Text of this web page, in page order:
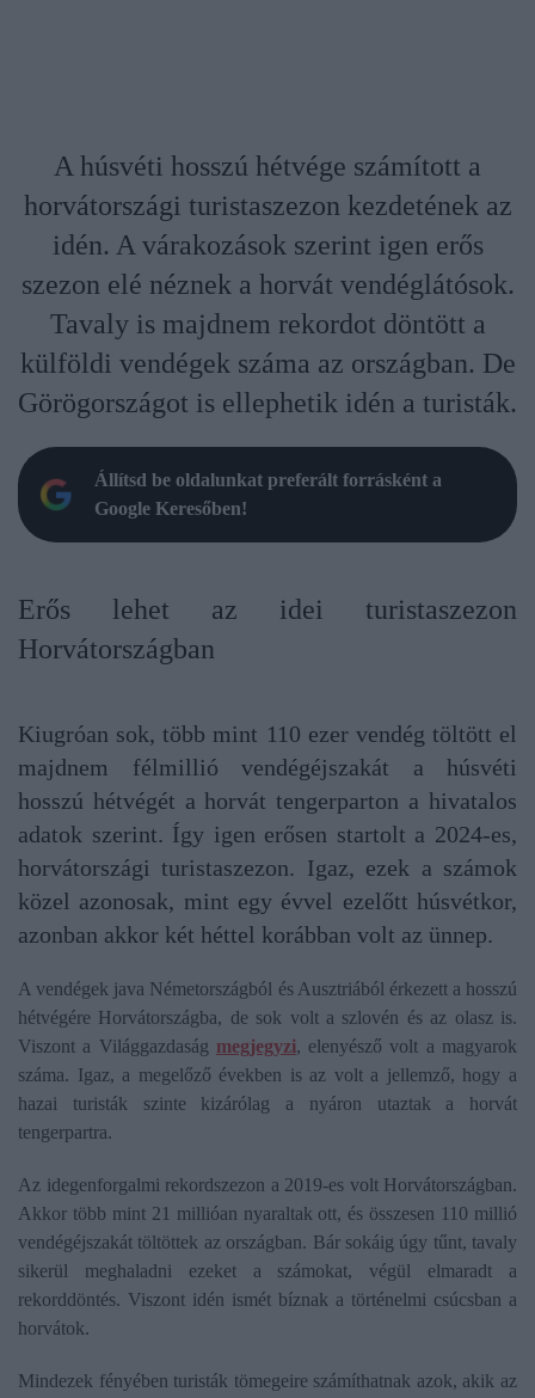
A húsvéti hosszú hétvége számított a
horvátországi turistaszezon kezdetének az
idén. A várakozások szerint igen erős
szezon elé néznek a horvát vendéglátósok.
Tavaly is majdnem rekordot döntött a
külföldi vendégek száma az országban. De
Görögországot is ellephetik idén a turisták.
Állítsd be oldalunkat preferált forrásként a
Google Keresőben!
Erős lehet az idei turistaszezon
Horvátországban
Kiugróan sok, több mint 110 ezer vendég töltött el
majdnem félmillió vendégéjszakát a húsvéti
hosszú hétvégét a horvát tengerparton a hivatalos
adatok szerint. Így igen erősen startolt a 2024-es,
horvátországi turistaszezon. Igaz, ezek a számok
közel azonosak, mint egy évvel ezelőtt húsvétkor,
azonban akkor két héttel korábban volt az ünnep.
A vendégek java Németországból és Ausztriából érkezett a hosszú
hétvégére Horvátországba, de sok volt a szlovén és az olasz is.
Viszont a Világgazdaság megjegyzi, elenyésző volt a magyarok
száma. Igaz, a megelőző években is az volt a jellemző, hogy a
hazai turisták szinte kizárólag a nyáron utaztak a horvát
tengerpartra.
Az idegenforgalmi rekordszezon a 2019-es volt Horvátországban.
Akkor több mint 21 millióan nyaraltak ott, és összesen 110 millió
vendégéjszakát töltöttek az országban. Bár sokáig úgy tűnt, tavaly
sikerül meghaladni ezeket a számokat, végül elmaradt a
rekorddöntés. Viszont idén ismét bíznak a történelmi csúcsban a
horvátok.
Mindezek fényében turisták tömegeire számíthatnak azok, akik az